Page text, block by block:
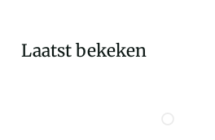
Laatst bekeken